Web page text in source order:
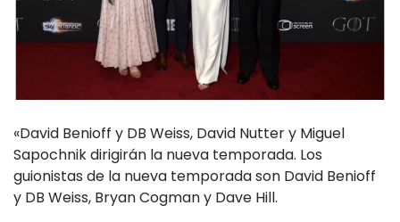
«David Benioff y DB Weiss, David Nutter y Miguel
Sapochnik dirigirán la nueva temporada. Los
guionistas de la nueva temporada son David Benioff
y DB Weiss, Bryan Cogman y Dave Hill.